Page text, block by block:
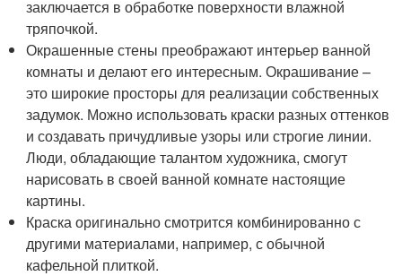
заключается в обработке поверхности влажной
тряпочкой.
Окрашенные стены преображают интерьер ванной
комнаты и делают его интересным. Окрашивание –
это широкие просторы для реализации собственных
задумок. Можно использовать краски разных оттенков
и создавать причудливые узоры или строгие линии.
Люди, обладающие талантом художника, смогут
нарисовать в своей ванной комнате настоящие
картины.
Краска оригинально смотрится комбинированно с
другими материалами, например, с обычной
кафельной плиткой.